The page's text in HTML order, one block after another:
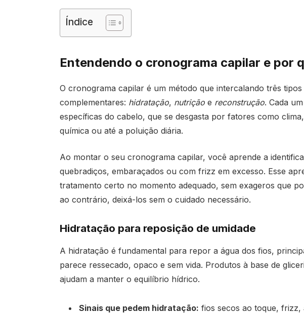
Índice
Entendendo o cronograma capilar e por
O cronograma capilar é um método que intercalando três
complementares: hidratação, nutriçãoe reconstrução. Cada
específicas do cabelo, que se desgasta por fatores como
química ou até a poluição diária.
Ao montar o seu cronograma capilar, você aprende a
quebradiços, embaraçados ou com frizz em excesso. Esse
tratamento certo no momento adequado, sem exageros que
ao contrário, deixá-los sem o cuidado necessário.
Hidratação para reposição de umidade
A hidratação é fundamental para repor a água dos fios,
parece ressecado, opaco e sem vida. Produtos à base de
ajudam a manter o equilíbrio hídrico.
Sinais que pedem hidratação: fios secos ao toque, frizz,